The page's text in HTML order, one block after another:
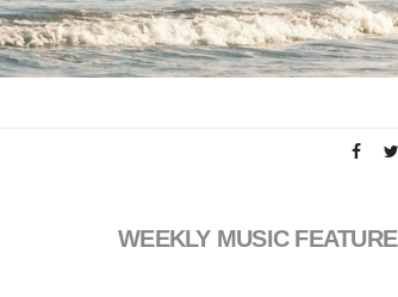
WEEKLY MUSIC FEATURE